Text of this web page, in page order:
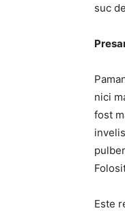
suc
nici
fost
Este